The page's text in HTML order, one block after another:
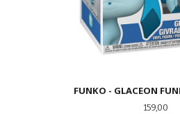
FUNKO - GLACEON
Pris
159,00